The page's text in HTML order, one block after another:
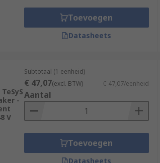
Toevoegen
Datasheets
-
V
Subtotaal (1 eenheid)
€ 47,07(excl. BTW) € 47,07/eenheid
Aantal
Toevoegen
Datasheets